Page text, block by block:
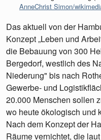
AnneChrist Simon/
Das aktuell von der
Konzept „Leben und
die Bebauung von 300
Bergedorf, westlich des
Niederung" bis nach
Gewerbe- und
20.000 Menschen sollen
wo heute ökologisch und
Nach dem Konzept der
Räume vernichtet, die